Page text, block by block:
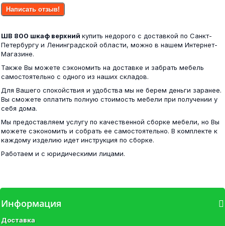
Гостиная ПЕКИН С ПЕНАЛОМ шимо
22 700 ₽
Нортон НМ 013.12 Шкаф для одежды Серый...
8 300 ₽
Комод КМ-02 РОНДА белое дерево
Написать отзыв!
ШВ 800 шкаф верхний купить недорого с доставкой по Санкт-
Петербургу и Ленинградской области, можно в нашем Интернет-
Магазине.
Также Вы можете сэкономить на доставке и забрать мебель
самостоятельно с одного из наших складов.
Для Вашего спокойствия и удобства мы не берем деньги заранее.
Вы сможете оплатить полную стоимость мебели при получении у
себя дома.
Мы предоставляем услугу по качественной сборке мебели, но Вы
можете сэкономить и собрать ее самостоятельно. В комплекте к
каждому изделию идет инструкция по сборке.
Работаем и с юридическими лицами.
Информация
Доставка